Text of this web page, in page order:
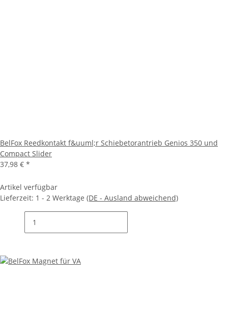
BelFox Reedkontakt f&uuml;r Schiebetorantrieb Genios 350 und
Compact Slider
37,98 € *
Artikel verfügbar
Lieferzeit: 1 - 2 Werktage (DE - Ausland abweichend)